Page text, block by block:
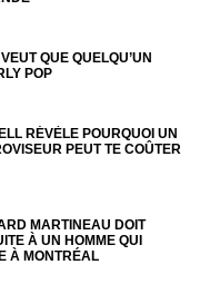
QUE QUELQU’UN
POP
RÉVÈLE POURQUOI UN
PEUT TE COÛTER
MARTINEAU DOIT
À UN HOMME QUI
À MONTRÉAL